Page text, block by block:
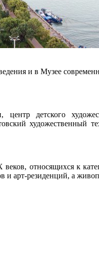
и в Музее
детского
относящихся к
арт-резиденций, а